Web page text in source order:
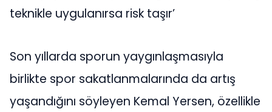
teknikle uygulanırsa risk taşır’
Son yıllarda sporun yaygınlaşmasıyla
birlikte spor sakatlanmalarında da artış
yaşandığını söyleyen Kemal Yersen, özellikle